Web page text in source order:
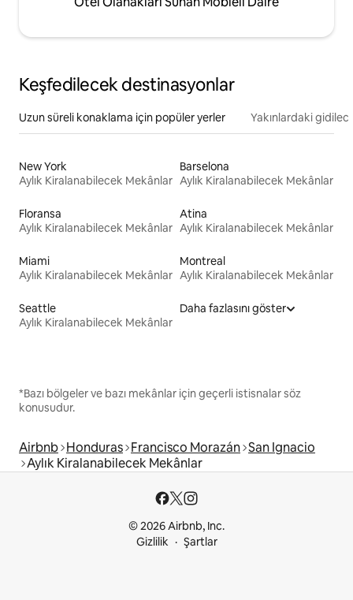
Keşfedilecek destinasyonlar
Uzun süreli konaklama için popüler yerler Yakınlardaki
New York
Aylık Kiralanabilecek Mekânlar
Barselona
Aylık Kiralanabilecek Mekânlar
Floransa
Aylık Kiralanabilecek Mekânlar
Atina
Aylık Kiralanabilecek Mekânlar
Miami
Aylık Kiralanabilecek Mekânlar
Montreal
Aylık Kiralanabilecek Mekânlar
Seattle
Aylık Kiralanabilecek Mekânlar
Daha fazlasını göster
*Bazı bölgeler ve bazı mekânlar için geçerli istisnalar söz
konusudur.
Airbnb Honduras Francisco Morazán San Ignacio
Aylık Kiralanabilecek Mekânlar
© 2026 Airbnb, Inc.
Gizlilik
Şartlar